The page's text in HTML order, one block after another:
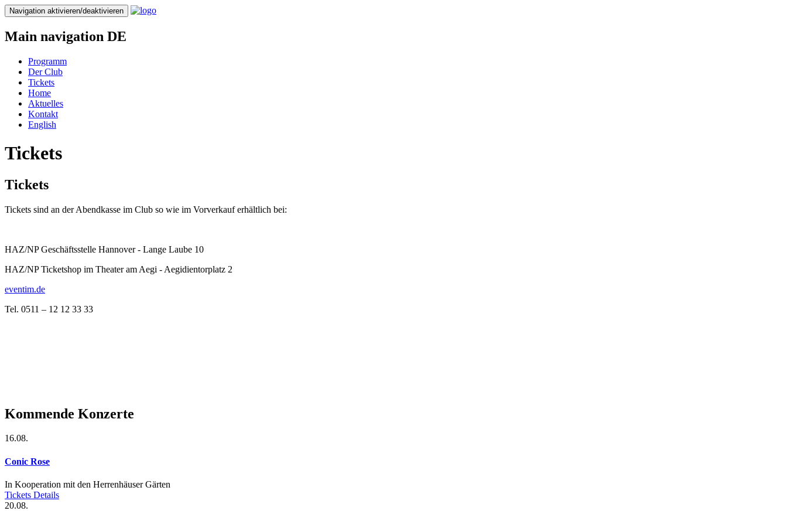
Direkt
zum
Inhalt
Navigation aktivieren/deaktivieren
Main navigation DE
Programm
Der Club
Tickets
Home
Aktuelles
Kontakt
English
Tickets
Tickets
Tickets sind an der Abendkasse im Club so wie im Vorverkauf erhältlich bei:
HAZ/NP Geschäftsstelle Hannover - Lange Laube 10
HAZ/NP Ticketshop im Theater am Aegi - Aegidientorplatz 2
eventim.de
Tel. 0511 – 12 12 33 33
Kommende Konzerte
16.08.
Conic Rose
In Kooperation mit den Herrenhäuser Gärten
Tickets Details
20.08.